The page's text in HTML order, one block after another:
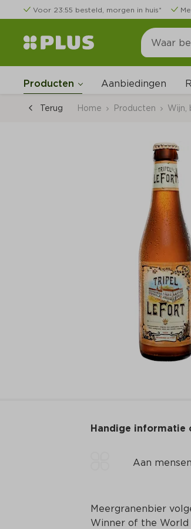
Voor 23:55 besteld, morgen in huis*
Producten Aanbiedingen
Terug Home Producten Wijn,
Handige informatie
Aan
Meergranenbier
Winner of the World